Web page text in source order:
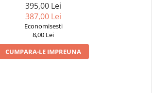
395,00 Lei
387,00 Lei
Economisesti
8,00 Lei
CUMPARA-LE IMPREUNA